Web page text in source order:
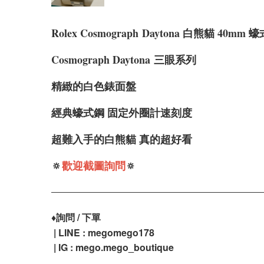
Rolex Cosmograph Daytona 白熊貓 40mm 蠔
Cosmograph Daytona 三眼系列
精緻的白色錶面盤
經典蠔式鋼 固定外圈計速刻度
超難入手的白熊貓 真的超好看
🔅歡迎截圖詢問🔅
♦️詢問 / 下單
| LINE : megomego178
| IG : mego.mego_boutique